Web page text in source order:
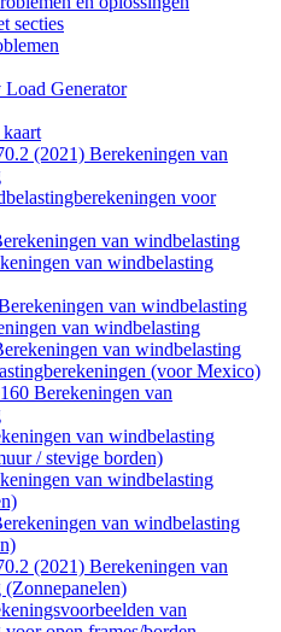
secties
Generator
(2021) Berekeningen van
voor
van windbelasting
van windbelasting
van windbelasting
van windbelasting
van windbelasting
(voor Mexico)
Berekeningen van
van windbelasting
/ stevige borden)
van windbelasting
van windbelasting
(2021) Berekeningen van
van